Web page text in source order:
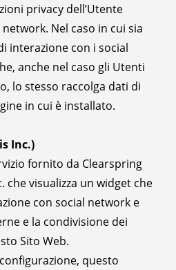
privacy dell’Utente
Nel caso in cui sia
interazione con i social
anche nel caso gli Utenti
lo stesso raccolga dati di
in cui è installato.
Inc.)
fornito da Clearspring
che visualizza un widget che
con social network e
e la condivisione dei
Sito Web.
questo